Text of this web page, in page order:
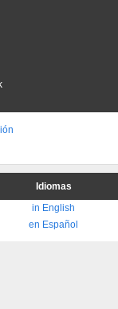
Idiomas
in English
en Español